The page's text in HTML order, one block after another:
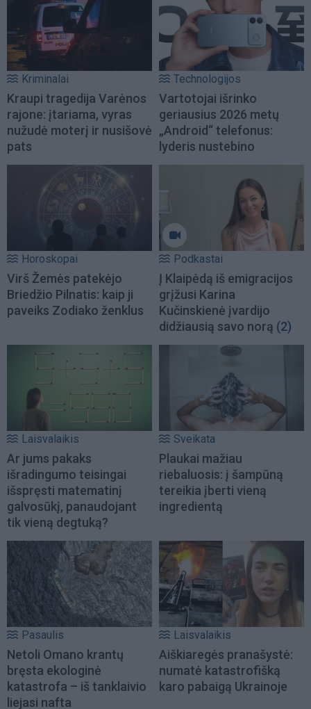
Kriminalai
Kraupi tragedija Varėnos
rajone: įtariama, vyras
nužudė moterį ir nusišovė
pats
Technologijos
Vartotojai išrinko
geriausius 2026 metų
„Android“ telefonus:
lyderis nustebino
Horoskopai
Virš Žemės patekėjo
Briedžio Pilnatis: kaip ji
paveiks Zodiako ženklus
Podkastai
Į Klaipėdą iš emigracijos
grįžusi Karina
Kučinskienė įvardijo
didžiausią savo norą (2)
Laisvalaikis
Ar jums pakaks
išradingumo teisingai
išspręsti matematinį
galvosūkį, panaudojant
tik vieną degtuką?
Sveikata
Plaukai mažiau
riebaluosis: į šampūną
tereikia įberti vieną
ingredientą
Pasaulis
Netoli Omano krantų
bręsta ekologinė
katastrofa – iš tanklaivio
liejasi nafta
Laisvalaikis
Aiškiaregės pranašystė:
numatė katastrofišką
karo pabaigą Ukrainoje